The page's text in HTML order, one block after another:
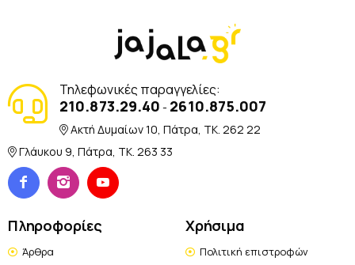
Τηλεφωνικές παραγγελίες:
210.873.29.40 - 2610.875.007
Ακτή Δυμαίων 10, Πάτρα, TK. 262 22
Γλάυκου 9, Πάτρα, TK. 263 33
Πληροφορίες
Άρθρα
Χρήσιμα
Πολιτική επιστροφών